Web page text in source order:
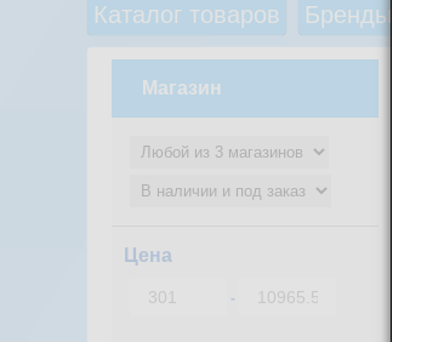
Каталог товаров Бренды
Магазин
Цена
-